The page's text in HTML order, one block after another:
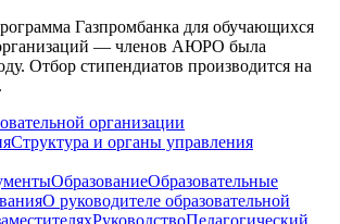
Газпромбанка для обучающихся
— членов АЮРО была
Отбор стипендиатов производится на
организации
Структура и органы управления
ОбразованиеОбразовательные
О руководителе образовательной
РуководствоПедагогический